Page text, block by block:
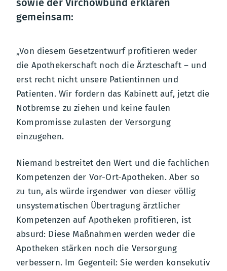
sowie der Virchowbund erklären
gemeinsam:
„Von diesem Gesetzentwurf profitieren weder
die Apothekerschaft noch die Ärzteschaft – und
erst recht nicht unsere Patientinnen und
Patienten. Wir fordern das Kabinett auf, jetzt die
Notbremse zu ziehen und keine faulen
Kompromisse zulasten der Versorgung
einzugehen.
Niemand bestreitet den Wert und die fachlichen
Kompetenzen der Vor-Ort-Apotheken. Aber so
zu tun, als würde irgendwer von dieser völlig
unsystematischen Übertragung ärztlicher
Kompetenzen auf Apotheken profitieren, ist
absurd: Diese Maßnahmen werden weder die
Apotheken stärken noch die Versorgung
verbessern. Im Gegenteil: Sie werden konsekutiv